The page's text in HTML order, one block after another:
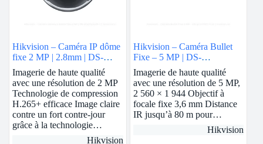
Hikvision – Caméra IP dôme
fixe 2 MP | 2.8mm | DS-
2CD1123G0E-I
Imagerie de haute qualité
avec une résolution de 2 MP
Technologie de compression
H.265+ efficace Image claire
contre un fort contre-jour
grâce à la technologie…
Hikvision
Hikvision – Caméra Bullet
Fixe – 5 MP | DS-
2CE17H0T-IT5F
Imagerie de haute qualité
avec une résolution de 5 MP,
2 560 × 1 944 Objectif à
focale fixe 3,6 mm Distance
IR jusqu’à 80 m pour…
Hikvision